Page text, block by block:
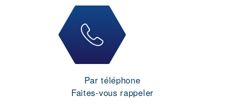
Par téléphone
Faites-vous rappeler